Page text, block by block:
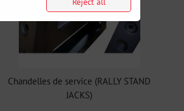
Chandelles de service (RALLY STAND
JACKS)